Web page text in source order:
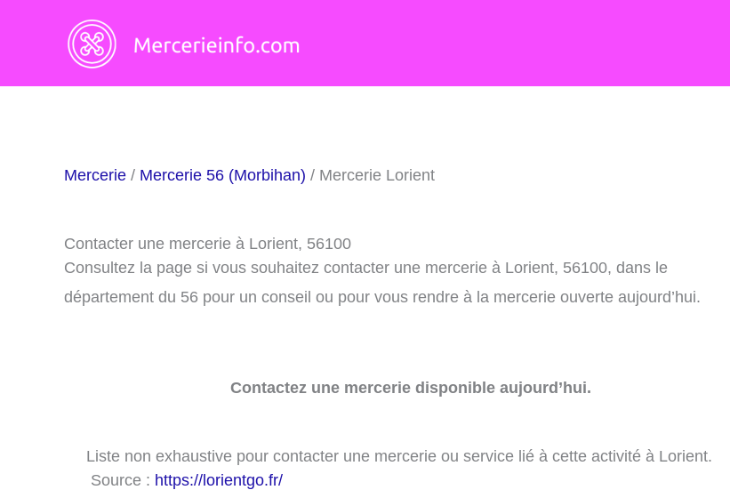
Mercerie / Mercerie 56 (Morbihan) / Mercerie Lorient
Contacter une mercerie à Lorient, 56100
Consultez la page si vous souhaitez contacter une mercerie à Lorient, 56100, dans le
département du 56 pour un conseil ou pour vous rendre à la mercerie ouverte aujourd’hui.
Contactez une mercerie disponible aujourd’hui.
Liste non exhaustive pour contacter une mercerie ou service lié à cette activité à Lorient.
Source : https://lorientgo.fr/